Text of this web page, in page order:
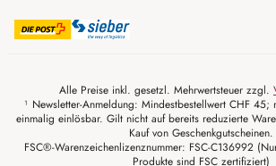
Alle Preise inkl. gesetzl. Mehrwertsteuer zzgl.
¹ Newsletter-Anmeldung: Mindestbestellwert CHF 45;
einmalig einlösbar. Gilt nicht auf bereits reduzierte
Kauf von Geschenkgutscheinen.
FSC®-Warenzeichenlizenznummer: FSC-C136992
Produkte sind FSC zertifiziert)